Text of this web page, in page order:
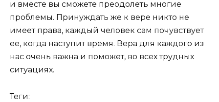
и вместе вы сможете преодолеть многие
проблемы. Принуждать же к вере никто не
имеет права, каждый человек сам почувствует
ее, когда наступит время. Вера для каждого из
нас очень важна и поможет, во всех трудных
ситуациях.
Теги: